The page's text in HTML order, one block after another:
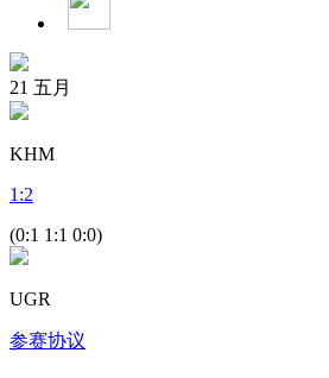
21 五月
KHM
1 :2
(0:1 1:1 0:0)
UGR
参赛协议